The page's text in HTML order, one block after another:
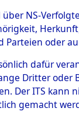
0137
über NS-
Parteien oder
dafür
Dritter
Der ITS
gemacht